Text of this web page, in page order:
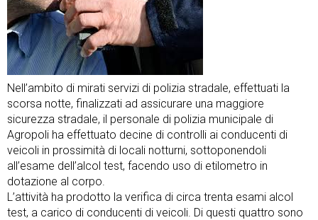
Nell’ambito di mirati servizi di polizia stradale, effettuati la
scorsa notte, finalizzati ad assicurare una maggiore
sicurezza stradale, il personale di polizia municipale di
Agropoli ha effettuato decine di controlli ai conducenti di
veicoli in prossimità di locali notturni, sottoponendoli
all’esame dell’alcol test, facendo uso di etilometro in
dotazione al corpo.
L’attività ha prodotto la verifica di circa trenta esami alcol
test, a carico di conducenti di veicoli. Di questi quattro sono